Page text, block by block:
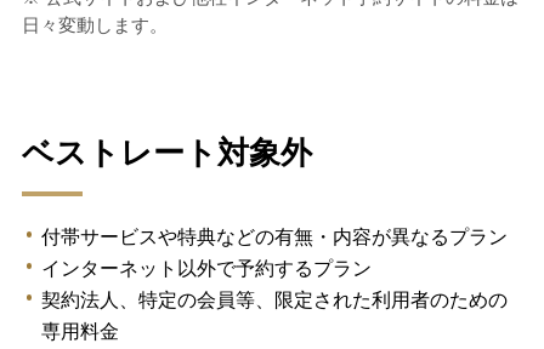
日々変動します。
ベストレート対象外
付帯サービスや特典などの有無・内容が異なるプラン
インターネット以外で予約するプラン
契約法人、特定の会員等、限定された利用者のための
専用料金